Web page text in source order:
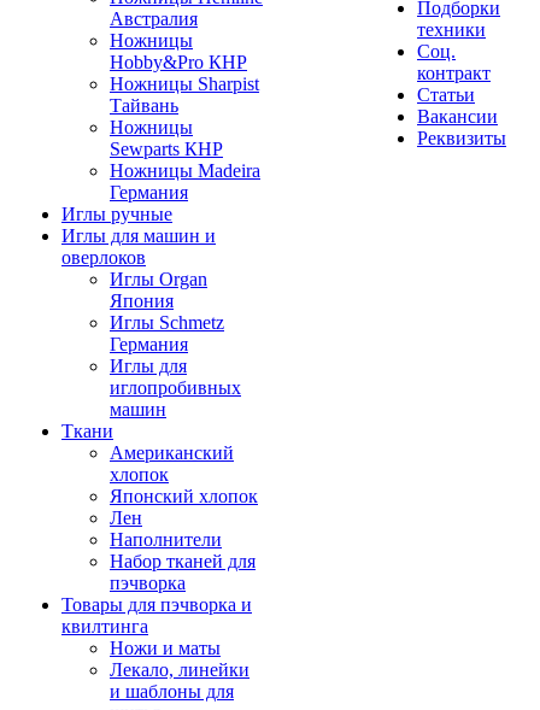
Австралия
Ножницы
Hobby&Pro КНР
Ножницы Sharpist
Тайвань
Ножницы
Sewparts КНР
Ножницы Madeira
Германия
Иглы ручные
Иглы для машин и
оверлоков
Иглы Organ
Япония
Иглы Schmetz
Германия
Иглы для
иглопробивных
машин
Ткани
Американский
хлопок
Японский хлопок
Лен
Наполнители
Набор тканей для
пэчворка
Товары для пэчворка и
квилтинга
Ножи и маты
Лекало, линейки
и шаблоны для
Подборки
техники
Соц.
контракт
Статьи
Вакансии
Реквизиты